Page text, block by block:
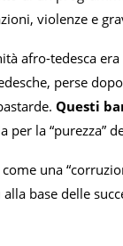
violenze e
afro-tedesca
perse
Questi
la “purezza”
una
base delle